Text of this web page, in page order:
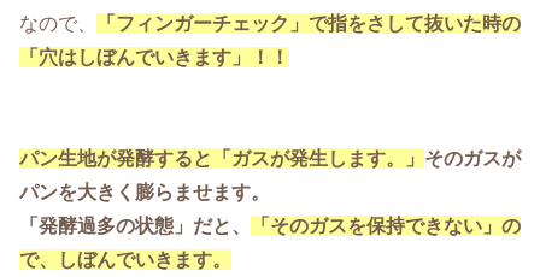
なので、
「フィンガーチェック」で指をさして抜いた時の
「穴はしぼんでいきます」！！
パン生地が発酵すると「ガスが発生します。」 そのガスが
パンを大きく膨らませます。
「発酵過多の状態」だと、
「そのガスを保持できない」の
で、しぼんでいきます。